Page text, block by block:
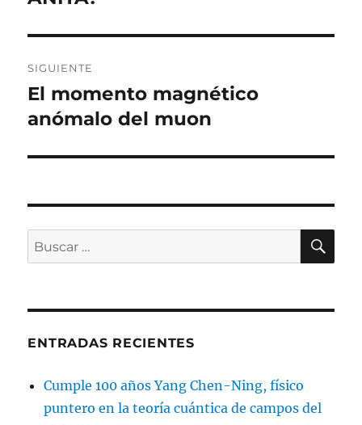
SIGUIENTE
Entrada
siguiente:
El momento magnético
anómalo del muon
Buscar
por:
ENTRADAS RECIENTES
Cumple 100 años Yang Chen-Ning, físico
puntero en la teoría cuántica de campos del